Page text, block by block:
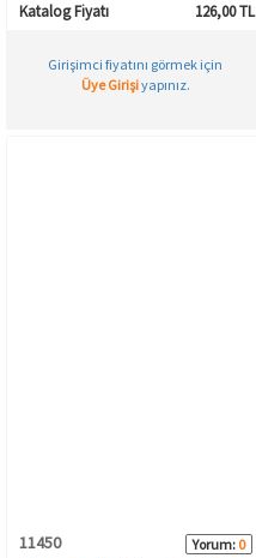
Katalog Fiyatı 126,00 TL
Girişimci fiyatını görmek için
Üye Girişiyapınız.
11450 Yorum: 0